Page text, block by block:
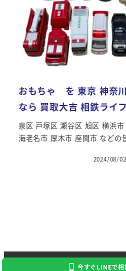
おもちゃ を 東京 神奈
なら 買取大吉 相鉄ライ
泉区 戸塚区 瀬谷区 旭区 横浜
海老名市 厚木市 座間市 など
2024/08/02
Copyright 2024
今すぐLINEで相